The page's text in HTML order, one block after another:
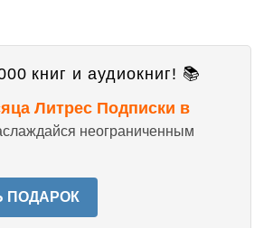
книг и аудиокниг! 📚
Литрес Подписки в
неограниченным
ПОДАРОК